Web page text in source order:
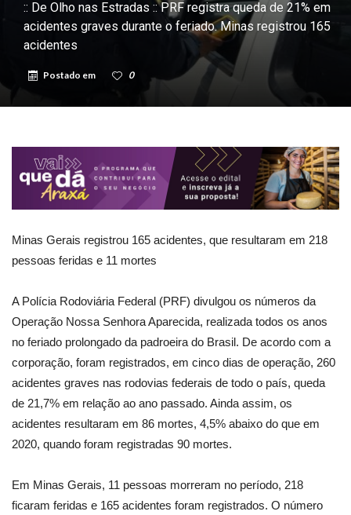
:: De Olho nas Estradas :: PRF registra queda de 21% em
acidentes graves durante o feriado. Minas registrou 165
acidentes
Postado em 0
Minas Gerais registrou 165 acidentes, que resultaram em 218
pessoas feridas e 11 mortes
A Polícia Rodoviária Federal (PRF) divulgou os números da
Operação Nossa Senhora Aparecida, realizada todos os anos
no feriado prolongado da padroeira do Brasil. De acordo com a
corporação, foram registrados, em cinco dias de operação, 260
acidentes graves nas rodovias federais de todo o país, queda
de 21,7% em relação ao ano passado. Ainda assim, os
acidentes resultaram em 86 mortes, 4,5% abaixo do que em
2020, quando foram registradas 90 mortes.
Em Minas Gerais, 11 pessoas morreram no período, 218
ficaram feridas e 165 acidentes foram registrados. O número